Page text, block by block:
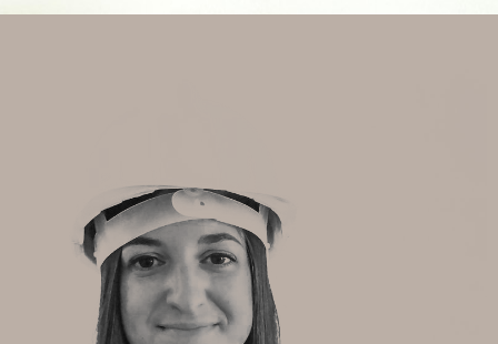
Necesarias
Estadísticas
Para que
podamos